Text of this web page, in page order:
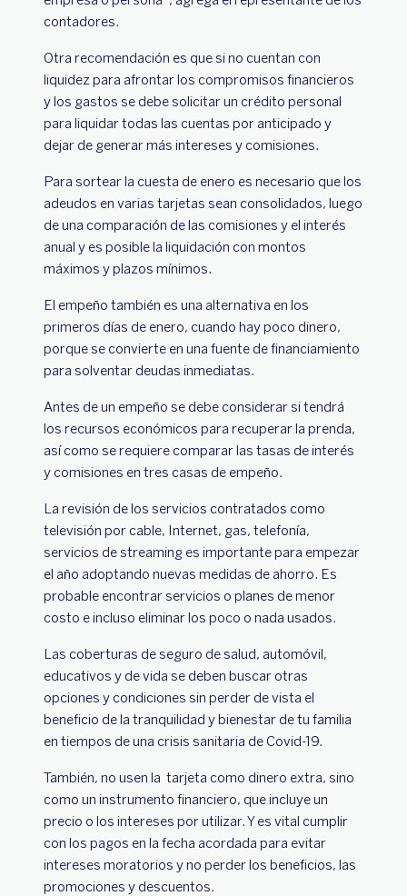
contadores.
Otra recomendación es que si no cuentan con
liquidez para afrontar los compromisos financieros
y los gastos se debe solicitar un crédito personal
para liquidar todas las cuentas por anticipado y
dejar de generar más intereses y comisiones.
Para sortear la cuesta de enero es necesario que los
adeudos en varias tarjetas sean consolidados, luego
de una comparación de las comisiones y el interés
anual y es posible la liquidación con montos
máximos y plazos mínimos.
El empeño también es una alternativa en los
primeros días de enero, cuando hay poco dinero,
porque se convierte en una fuente de financiamiento
para solventar deudas inmediatas.
Antes de un empeño se debe considerar si tendrá
los recursos económicos para recuperar la prenda,
así como se requiere comparar las tasas de interés
y comisiones en tres casas de empeño.
La revisión de los servicios contratados como
televisión por cable, Internet, gas, telefonía,
servicios de streaming es importante para empezar
el año adoptando nuevas medidas de ahorro. Es
probable encontrar servicios o planes de menor
costo e incluso eliminar los poco o nada usados.
Las coberturas de seguro de salud, automóvil,
educativos y de vida se deben buscar otras
opciones y condiciones sin perder de vista el
beneficio de la tranquilidad y bienestar de tu familia
en tiempos de una crisis sanitaria de Covid-19.
También, no usen la tarjeta como dinero extra, sino
como un instrumento financiero, que incluye un
precio o los intereses por utilizar. Y es vital cumplir
con los pagos en la fecha acordada para evitar
intereses moratorios y no perder los beneficios, las
promociones y descuentos.